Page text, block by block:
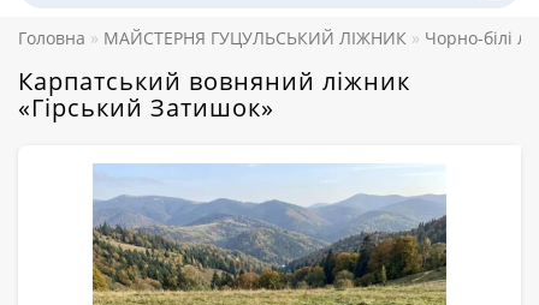
Головна МАЙСТЕРНЯ ГУЦУЛЬСЬКИЙ ЛІЖНИК Чорно-білі
Карпатський вовняний ліжник
«Гірський Затишок»